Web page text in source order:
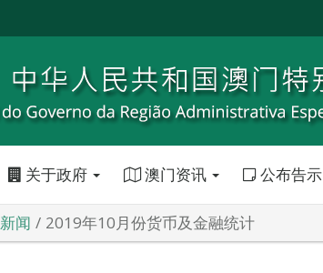
关于政府 澳门资讯 公布告示
新闻 2019年10月份货币及金融统计